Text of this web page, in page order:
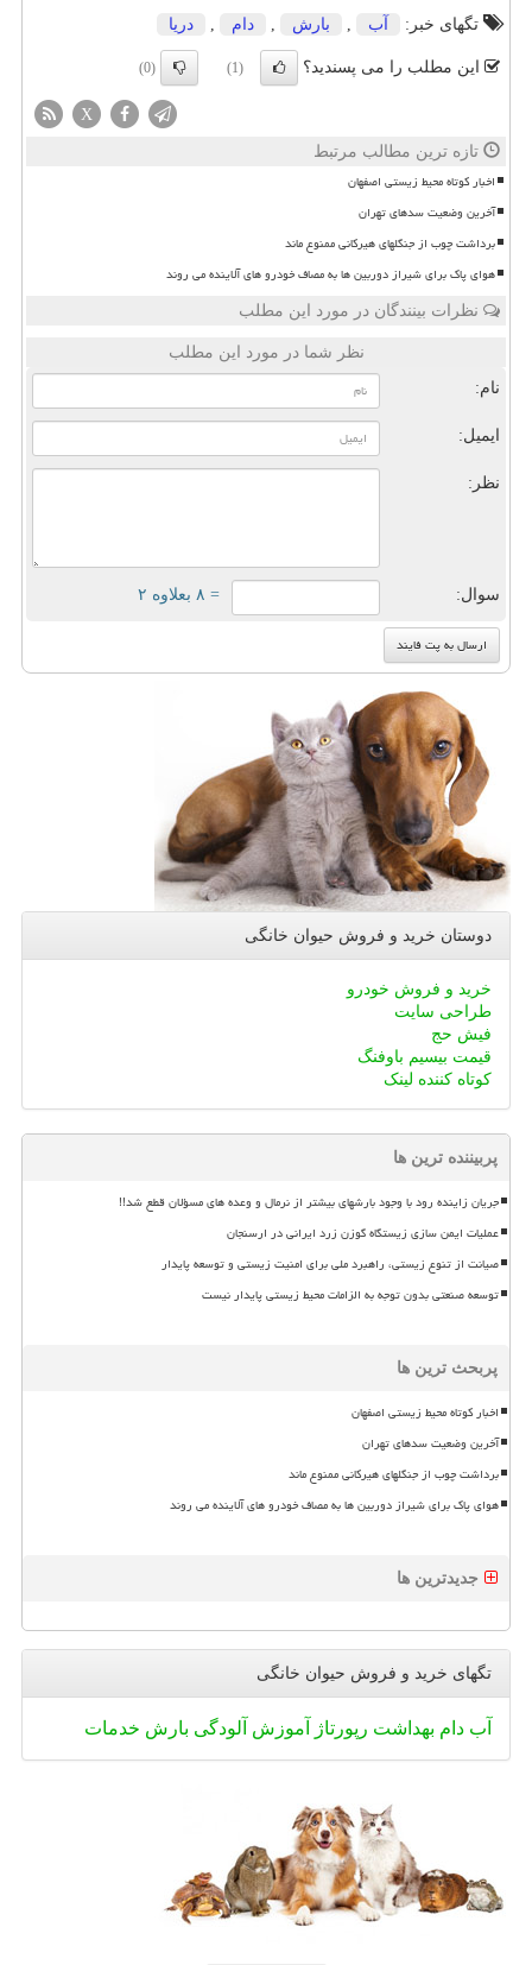
تگهای خبر:
آب بارش دام دریا
این مطلب را می پسندید؟ (1)
(0)
X
تازه ترین مطالب مرتبط
اخبار کوتاه محیط زیستی اصفهان
آخرین وضعیت سدهای تهران
برداشت چوب از جنگلهای هیرکانی ممنوع ماند
هوای پاک برای شیراز دوربین ها به مصاف خودرو های آلاینده می روند
نظرات بینندگان در مورد این مطلب
نظر شما در مورد این مطلب
نام:
ایمیل:
نظر:
سوال: = ۸ بعلاوه ۲
دوستان خرید و فروش حیوان خانگی
خرید و فروش خودرو
طراحی سایت
فیش حج
قیمت بیسیم باوفنگ
کوتاه کننده لینک
پربیننده ترین ها
جریان زاینده رود با وجود بارشهای بیشتر از نرمال و وعده های مسؤلان قطع شد!!
عملیات ایمن سازی زیستگاه گوزن زرد ایرانی در ارسنجان
صیانت از تنوع زیستی، راهبرد ملی برای امنیت زیستی و توسعه پایدار
توسعه صنعتی بدون توجه به الزامات محیط زیستی پایدار نیست
پربحث ترین ها
اخبار کوتاه محیط زیستی اصفهان
آخرین وضعیت سدهای تهران
برداشت چوب از جنگلهای هیرکانی ممنوع ماند
هوای پاک برای شیراز دوربین ها به مصاف خودرو های آلاینده می روند
جدیدترین ها
تگهای خرید و فروش حیوان خانگی
آب دام بهداشت رپورتاژ آموزش آلودگی بارش خدمات